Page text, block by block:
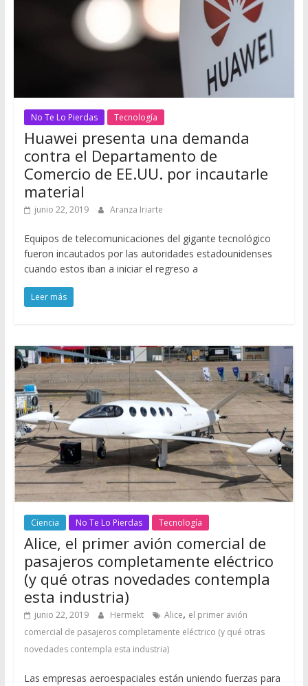
No Te Lo Pierdas Tecnología
Huawei presenta una demanda
contra el Departamento de
Comercio de EE.UU. por incautarle
material
junio 22, 2019 Aranza Iriarte
Equipos de telecomunicaciones del gigante tecnológico
fueron incautados por las autoridades estadounidenses
cuando estos iban a iniciar el regreso a
Leer más
Ciencia No Te Lo Pierdas Tecnología
Alice, el primer avión comercial de
pasajeros completamente eléctrico
(y qué otras novedades contempla
esta industria)
junio 22, 2019 Hermekt Alice, el primer avión
comercial de pasajeros completamente eléctrico (y qué otras
novedades contempla esta industria)
Las empresas aeroespaciales están uniendo fuerzas para